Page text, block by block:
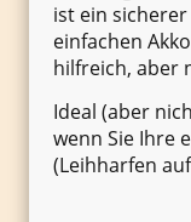
ist ein
einfachen
hilfreich, aber
Ideal (aber
wenn Sie Ihre
(Leihharfen